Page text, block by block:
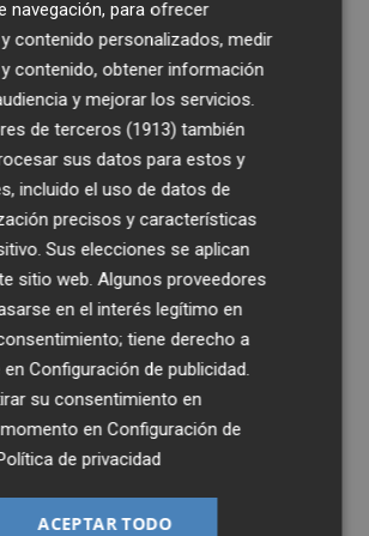
navegación, para ofrecer
contenido personalizados, medir
contenido, obtener información
y mejorar los servicios.
de terceros (1913) también
sus datos para estos y
incluido el uso de datos de
precisos y características
Sus elecciones se aplican
sitio web. Algunos proveedores
en el interés legítimo en
tiene derecho a
enConfiguración de publicidad
su consentimiento en
enConfiguración de
de privacidad
ACEPTAR TODO